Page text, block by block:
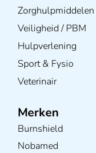
Zorghulpmiddelen
Veiligheid / PBM
Hulpverlening
Sport & Fysio
Veterinair
Merken
Burnshield
Nobamed